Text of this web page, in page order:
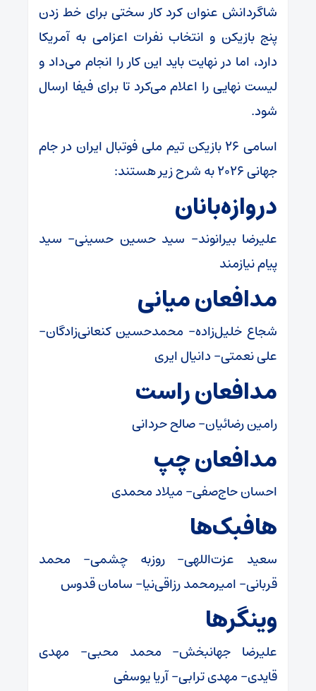
شاگردانش عنوان کرد کار سختی برای خط زدن
پنج بازیکن و انتخاب نفرات اعزامی به آمریکا
دارد، اما در نهایت باید این کار را انجام می‌داد و
لیست نهایی را اعلام می‌کرد تا برای فیفا ارسال
شود.
اسامی ۲۶ بازیکن تیم ملی فوتبال ایران در جام
جهانی ۲۰۲۶ به شرح زیر هستند:
دروازه‌بانان
‎علیرضا بیرانوند- سید حسین حسینی- سید
پیام نیازمند
مدافعان میانی
شجاع خلیل‌زاده- محمدحسین کنعانی‌زادگان-
علی نعمتی- دانیال ایری
مدافعان راست
رامین رضائیان- صالح حردانی
مدافعان چپ
احسان حاج‌صفی- میلاد محمدی
هافبک‌ها
سعید عزت‌اللهی- روزبه چشمی- محمد
قربانی- امیرمحمد رزاقی‌نیا- سامان قدوس
وینگر‌ها
علیرضا جهانبخش- محمد محبی- مهدی
قایدی- مهدی ترابی- آریا یوسفی